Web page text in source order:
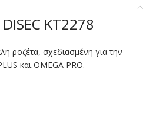
KT2278
ροζέτα, σχεδιασμένη για την
και OMEGA PRO.